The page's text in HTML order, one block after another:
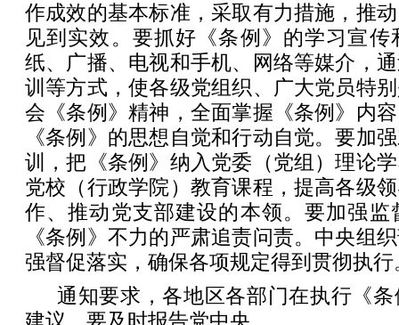
作成效的基本标准，采取有力措施，推
见到实效。要抓好《条例》的学习宣
纸、广播、电视和手机、网络等媒介，
训等方式，使各级党组织、广大党员特
会《条例》精神，全面掌握《条例》内
《条例》的思想自觉和行动自觉。要加
训，把《条例》纳入党委（党组）理论
党校（行政学院）教育课程，提高各级
作、推动党支部建设的本领。要加强监
《条例》不力的严肃追责问责。中央组
强督促落实，确保各项规定得到贯彻执行
通知要求，各地区各部门在执行《